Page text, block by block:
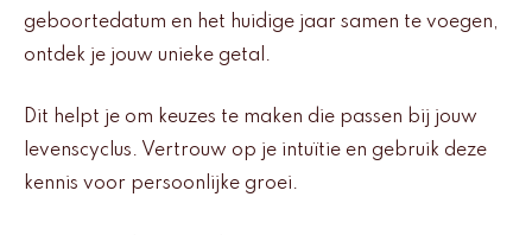
geboortedatum en het huidige jaar samen te voegen,
ontdek je jouw unieke getal.
Dit helpt je om keuzes te maken die passen bij jouw
levenscyclus. Vertrouw op je intuïtie en gebruik deze
kennis voor persoonlijke groei.